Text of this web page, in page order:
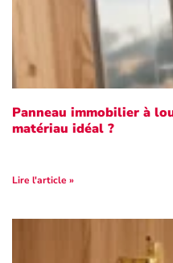
Panneau immobilier à
matériau idéal ?
Lire l'article »